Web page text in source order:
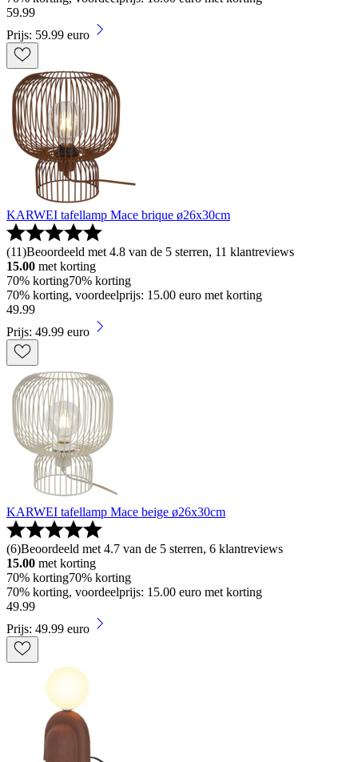
59.99
Prijs: 59.99 euro
KARWEI tafellamp Mace brique ø26x30cm
(11)Beoordeeld met 4.8 van de 5 sterren, 11 klantreviews
15.00 met korting
70% korting70% korting
70% korting, voordeelprijs: 15.00 euro met korting
49.99
Prijs: 49.99 euro
KARWEI tafellamp Mace beige ø26x30cm
(6)Beoordeeld met 4.7 van de 5 sterren, 6 klantreviews
15.00 met korting
70% korting70% korting
70% korting, voordeelprijs: 15.00 euro met korting
49.99
Prijs: 49.99 euro